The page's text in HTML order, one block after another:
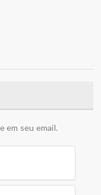
em seu email.